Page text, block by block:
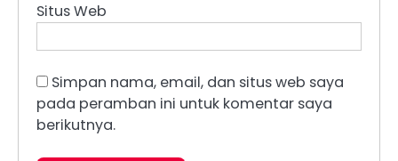
Situs Web
Simpan nama, email, dan situs web saya
pada peramban ini untuk komentar saya
berikutnya.